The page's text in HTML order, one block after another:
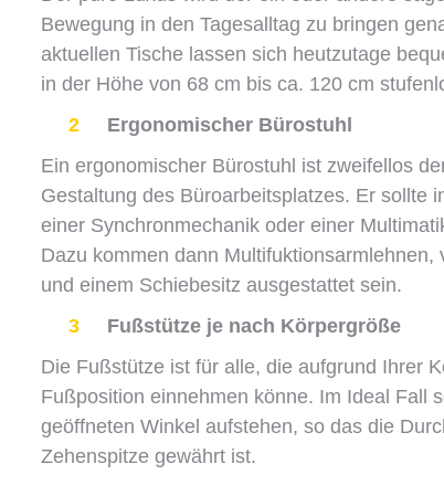
Bewegung in den Tagesalltag zu bringen
aktuellen Tische lassen sich heutzutage
in der Höhe von 68 cm bis ca. 120 cm
2 Ergonomischer Bürostuhl
Ein ergonomischer Bürostuhl ist zweifellos
Gestaltung des Büroarbeitsplatzes. Er sollte
einer Synchronmechanik oder einer
Dazu kommen dann Multifuktionsarmlehnen,
und einem Schiebesitz ausgestattet sein.
3 Fußstütze je nach Körpergröße
Die Fußstütze ist für alle, die aufgrund Ihrer
Fußposition einnehmen könne. Im Ideal Fall
geöffneten Winkel aufstehen, so das die
Zehenspitze gewährt ist.